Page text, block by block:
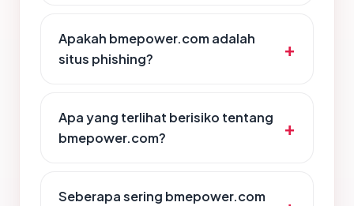
Apakah bmepower.com adalah
situs phishing?
Apa yang terlihat berisiko tentang
bmepower.com?
Seberapa sering bmepower.com